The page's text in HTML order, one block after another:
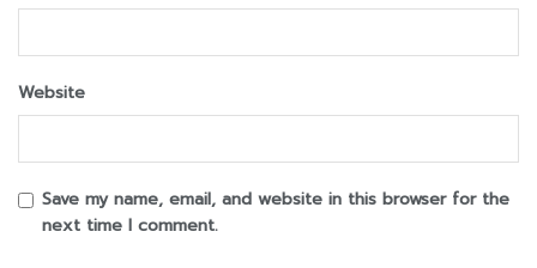
Website
Save my name, email, and website in this browser for the
next time I comment.